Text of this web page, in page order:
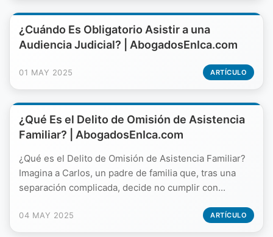
¿Cuándo Es Obligatorio Asistir a una
Audiencia Judicial? | AbogadosEnIca.com
01 MAY 2025 ARTÍCULO
¿Qué Es el Delito de Omisión de Asistencia
Familiar? | AbogadosEnIca.com
¿Qué es el Delito de Omisión de Asistencia Familiar?
Imagina a Carlos, un padre de familia que, tras una
separación complicada, decide no cumplir con...
04 MAY 2025 ARTÍCULO